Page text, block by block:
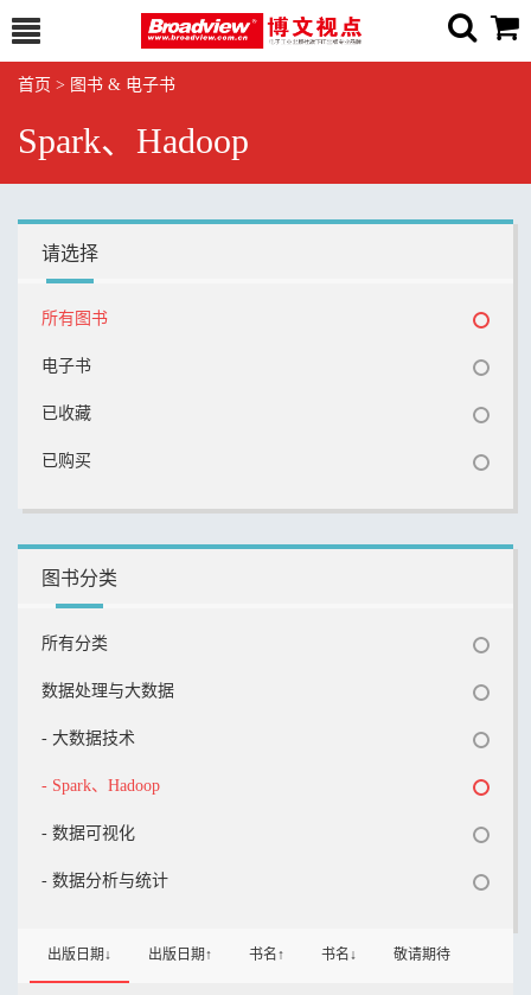
首页 > 图书 & 电子书
Spark、Hadoop
请选择
所有图书
电子书
已收藏
已购买
图书分类
所有分类
数据处理与大数据
- 大数据技术
- Spark、Hadoop
- 数据可视化
- 数据分析与统计
出版日期↓ 出版日期↑ 书名↑ 书名↓ 敬请期待